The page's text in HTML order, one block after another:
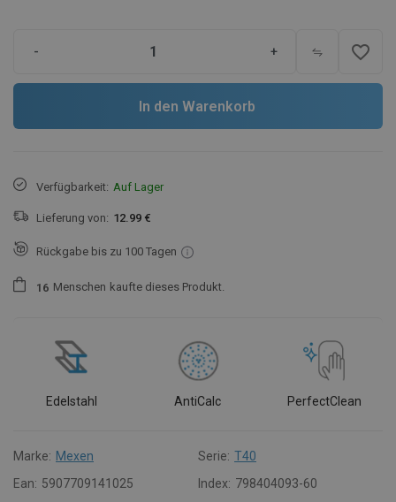
- + favorite_border
In den Warenkorb
Verfügbarkeit: Auf Lager
Lieferung von: 12.99 €
Rückgabe bis zu 100 Tagen
1 6 Menschen kaufte dieses Produkt.
Edelstahl AntiCalc PerfectClean
Marke: Mexen Serie: T40
Ean: 5907709141025 Index: 798404093-60